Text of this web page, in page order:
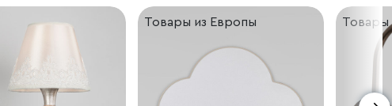
Товары из Европы Товары